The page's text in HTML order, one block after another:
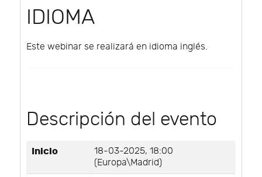
IDIOMA
Este webinar se realizará en idioma inglés.
Descripción del evento
Inicio
18-03-2025, 18:00
(Europa\Madrid)